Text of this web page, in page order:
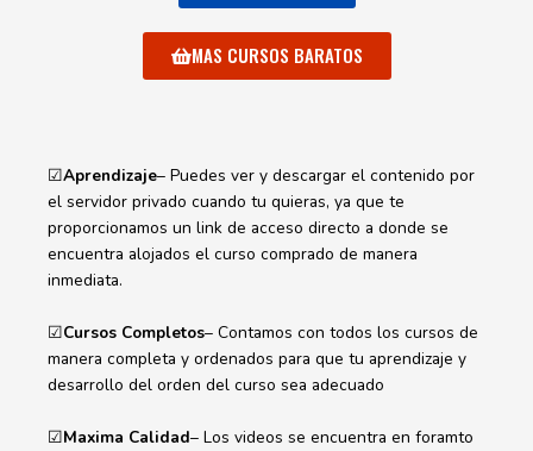
MAS CURSOS BARATOS
☑Aprendizaje– Puedes ver y descargar el contenido por
el servidor privado cuando tu quieras, ya que te
proporcionamos un link de acceso directo a donde se
encuentra alojados el curso comprado de manera
inmediata.
☑Cursos Completos– Contamos con todos los cursos de
manera completa y ordenados para que tu aprendizaje y
desarrollo del orden del curso sea adecuado
☑Maxima Calidad– Los videos se encuentra en foramto